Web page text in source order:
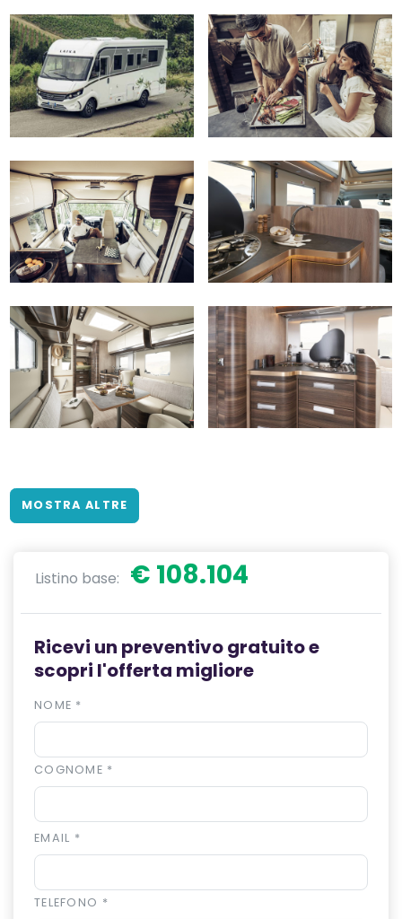
MOSTRA ALTRE
Listino base: € 108.104
Ricevi un preventivo gratuito e
scopri l'offerta migliore
NOME *
COGNOME *
EMAIL *
TELEFONO *